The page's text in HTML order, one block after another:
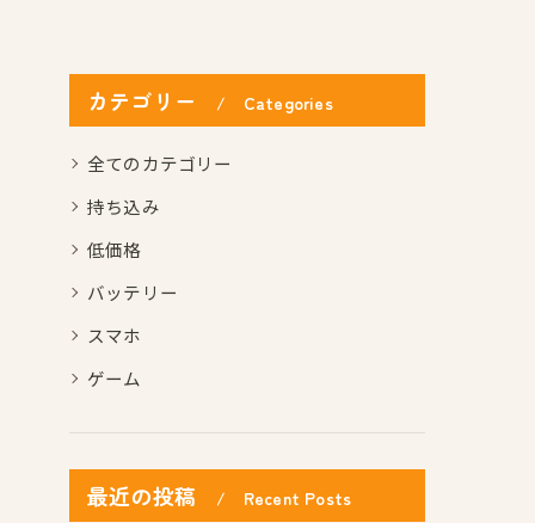
カテゴリー Categories
全てのカテゴリー
持ち込み
低価格
バッテリー
スマホ
ゲーム
最近の投稿 Recent Posts